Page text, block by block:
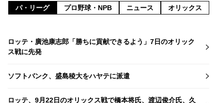
パ・リーグ プロ野球・NPB ニュース オリックス
ロッテ・廣池康志郎「勝ちに貢献できるよう」7日のオリック
ス戦に先発
ソフトバンク、盛島稜大をハヤテに派遣
ロッテ、9月22日のオリックス戦で橋本将氏、渡辺俊介氏、久